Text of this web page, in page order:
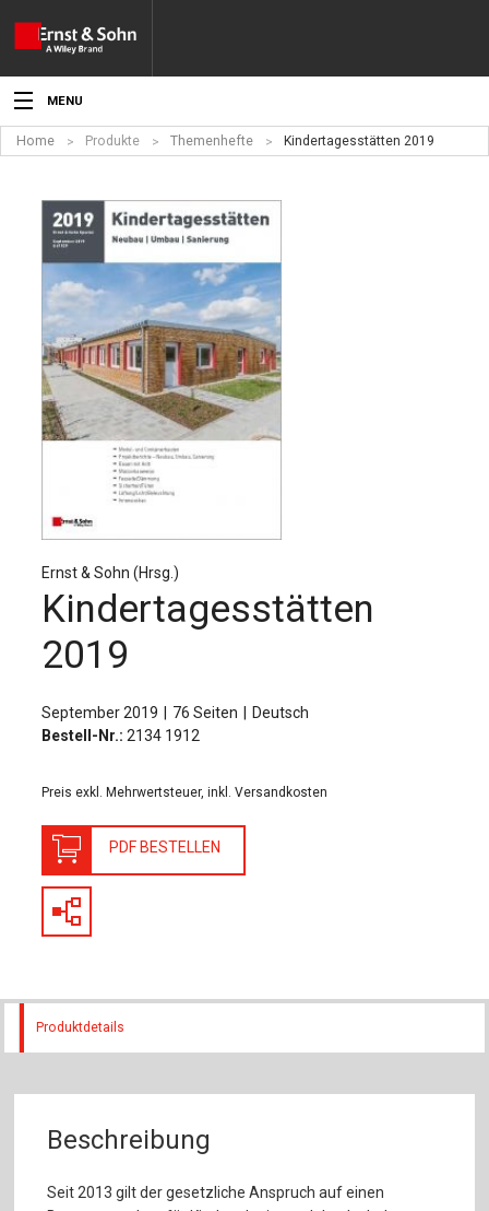
MENU
Aktuelles
Veranstaltungen
Angebote
Fachgebiete
Produkte
Werben
Service
Für Autor:innen
Verlag
Sprache / Language: DE Sprache / Language: EN
Home Produkte Themenhefte Kindertagesstätten 2019
Ernst & Sohn (Hrsg.)
Kindertagesstätten
2019
September 2019 76 Seiten
Deutsch
Bestell-Nr.: 2134 1912
Preis exkl. Mehrwertsteuer, inkl. Versandkosten
PDF BESTELLEN
Produktdetails
Beschreibung
Seit 2013 gilt der gesetzliche Anspruch auf einen